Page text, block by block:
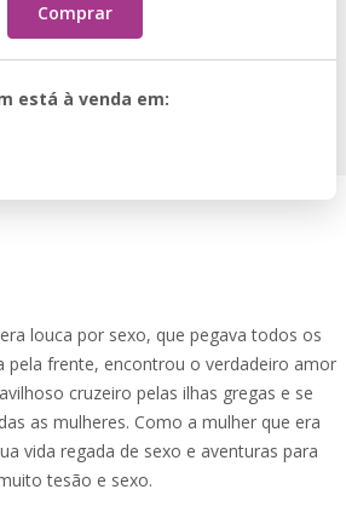
Comprar
está à venda em:
louca por sexo, que pegava todos os
pela frente, encontrou o verdadeiro amor
cruzeiro pelas ilhas gregas e se
as mulheres. Como a mulher que era
vida regada de sexo e aventuras para
tesão e sexo.